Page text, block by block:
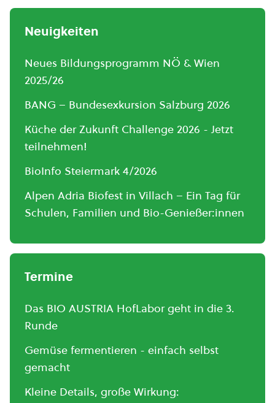
Neuigkeiten
Neues Bildungsprogramm NÖ & Wien
2025/26
BANG – Bundesexkursion Salzburg 2026
Küche der Zukunft Challenge 2026 - Jetzt
teilnehmen!
BioInfo Steiermark 4/2026
Alpen Adria Biofest in Villach – Ein Tag für
Schulen, Familien und Bio-Genießer:innen
Termine
Das BIO AUSTRIA HofLabor geht in die 3.
Runde
Gemüse fermentieren - einfach selbst
gemacht
Kleine Details, große Wirkung: